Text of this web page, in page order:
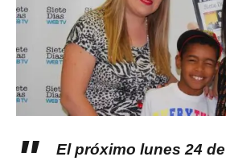
El próximo lunes 24